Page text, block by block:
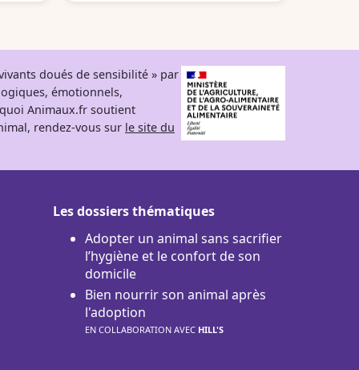
doués de sensibilité » par
émotionnels,
Animaux.fr soutient
rendez-vous sur le site du
Les dossiers thématiques
Adopter un animal sans sacrifier
l’hygiène et le confort de son
domicile
Bien nourrir son animal après
l'adoption
EN COLLABORATION AVEC HILL'S